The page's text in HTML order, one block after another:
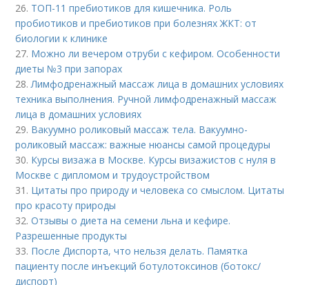
26. ТОП-11 пребиотиков для кишечника. Роль
пробиотиков и пребиотиков при болезнях ЖКТ: от
биологии к клинике
27. Можно ли вечером отруби с кефиром. Особенности
диеты №3 при запорах
28. Лимфодренажный массаж лица в домашних условиях
техника выполнения. Ручной лимфодренажный массаж
лица в домашних условиях
29. Вакуумно роликовый массаж тела. Вакуумно-
роликовый массаж: важные нюансы самой процедуры
30. Курсы визажа в Москве. Курсы визажистов с нуля в
Москве с дипломом и трудоустройством
31. Цитаты про природу и человека со смыслом. Цитаты
про красоту природы
32.Отзывы о диета на семени льна и кефире.
Разрешенные продукты
33. После Диспорта, что нельзя делать. Памятка
пациенту после инъекций ботулотоксинов (ботокс/
диспорт)